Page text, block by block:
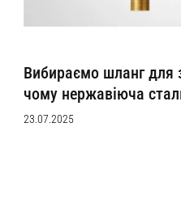
Вибираємо шланг для
чому нержавіюча
23.07.2025